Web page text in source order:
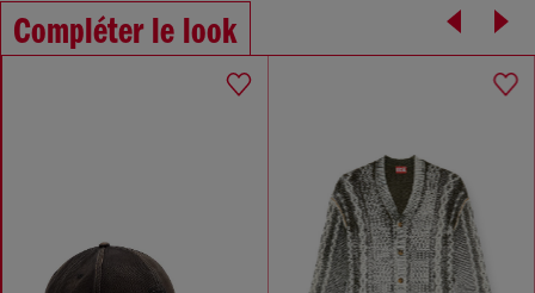
Compléter le look